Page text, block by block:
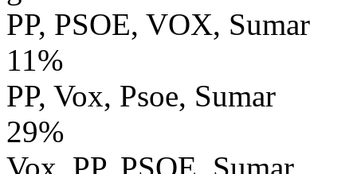
PP, PSOE, VOX, Sumar
11%
PP, Vox, Psoe, Sumar
29%
Vox, PP, PSOE, Sumar